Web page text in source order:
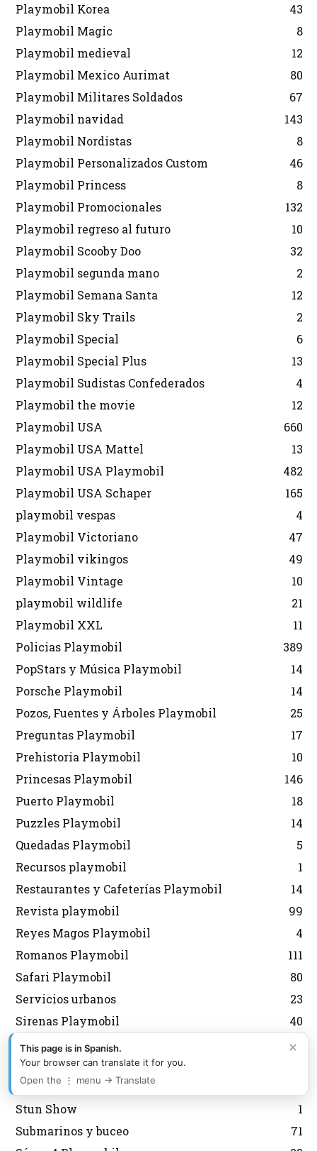
Playmobil Korea
43
Playmobil Magic
8
Playmobil medieval
12
Playmobil Mexico Aurimat
80
Playmobil Militares Soldados
67
Playmobil navidad
143
Playmobil Nordistas
8
Playmobil Personalizados Custom
46
Playmobil Princess
8
Playmobil Promocionales
132
Playmobil regreso al futuro
10
Playmobil Scooby Doo
32
Playmobil segunda mano
2
Playmobil Semana Santa
12
Playmobil Sky Trails
2
Playmobil Special
6
Playmobil Special Plus
13
Playmobil Sudistas Confederados
4
Playmobil the movie
12
Playmobil USA
660
Playmobil USA Mattel
13
Playmobil USA Playmobil
482
Playmobil USA Schaper
165
playmobil vespas
4
Playmobil Victoriano
47
Playmobil vikingos
49
Playmobil Vintage
10
playmobil wildlife
21
Playmobil XXL
11
Policias Playmobil
389
PopStars y Música Playmobil
14
Porsche Playmobil
14
Pozos, Fuentes y Árboles Playmobil
25
Preguntas Playmobil
17
Prehistoria Playmobil
10
Princesas Playmobil
146
Puerto Playmobil
18
Puzzles Playmobil
14
Quedadas Playmobil
5
Recursos playmobil
1
Restaurantes y Cafeterías Playmobil
14
Revista playmobil
99
Reyes Magos Playmobil
4
Romanos Playmobil
111
Safari Playmobil
80
Servicios urbanos
23
Sirenas Playmobil
40
Sobres Playmobil
139
Spirit Playmobil
Star Trek Playmobil
Stun Show
1
Submarinos y buceo
71
×
This page is in Spanish.
Your browser can translate it for you.
Open the ⋮ menu → Translate